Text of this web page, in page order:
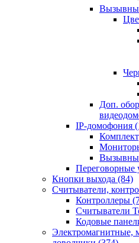
Доп.
IP-домофония
Переговорные
Кнопки выхода (84)
Считыватели,
Контроллеры
Считыватели
Кодовые
Электромагнитные,